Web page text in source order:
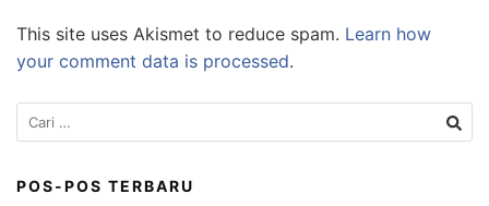
This site uses Akismet to reduce spam. Learn how
your comment data is processed.
POS-POS TERBARU